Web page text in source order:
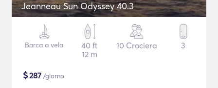
Jeanneau Sun Odyssey 40.3
Barca a vela
40 ft
12 m
10 Crociera 3
$287 /giorno